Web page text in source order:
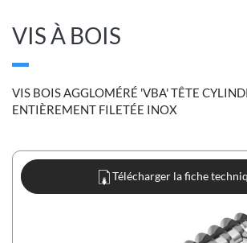
VIS À BOIS
VIS BOIS AGGLOMÉRÉ 'VBA' TÊTE
ENTIÈREMENT FILETÉE INOX
Télécharger la fiche